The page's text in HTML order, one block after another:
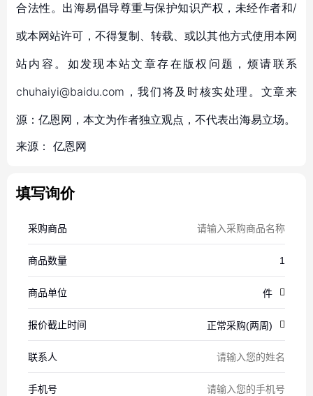
合法性。出海易倡导尊重与保护知识产权，未经作者和/
或本网站许可，不得复制、转载、或以其他方式使用本网
站内容。如发现本站文章存在版权问题，烦请联系
chuhaiyi@baidu.com，我们将及时核实处理。文章来
源：亿恩网，本文为作者独立观点，不代表出海易立场。
来源： 亿恩网
填写询价